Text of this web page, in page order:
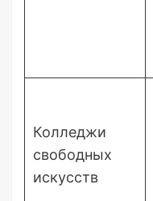
Колледжи
свободных
искусств